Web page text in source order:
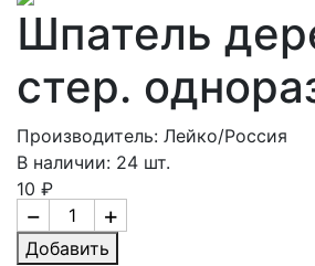
Шпатель
стер.
Производитель: Лейко/Россия
В наличии: 24 шт.
10 ₽
+
−
Добавить